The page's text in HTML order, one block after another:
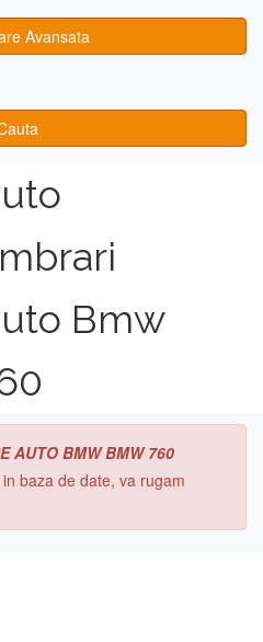
Avansata
Bmw
AUTO BMW BMW 760
baza de date, va rugam